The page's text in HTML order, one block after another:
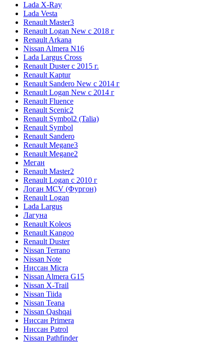
Lada X-Ray
Lada Vesta
Renault Master3
Renault Logan New с 2018 г
Renault Arkana
Nissan Almera N16
Lada Largus Cross
Renault Duster с 2015 г.
Renault Kaptur
Renault Sandero New с 2014 г
Renault Logan New с 2014 г
Renault Fluence
Renault Scenic2
Renault Symbol2 (Talia)
Renault Symbol
Renault Sandero
Renault Megane3
Renault Megane2
Меган
Renault Master2
Renault Logan c 2010 г
Логан МСV (Фургон)
Renault Logan
Lada Largus
Лагуна
Renault Koleos
Renault Kangoo
Renault Duster
Nissan Terrano
Nissan Note
Ниссан Micra
Nissan Almera G15
Nissan X-Trail
Nissan Tiida
Nissan Teana
Nissan Qashqai
Ниссан Primera
Ниссан Patrol
Nissan Pathfinder